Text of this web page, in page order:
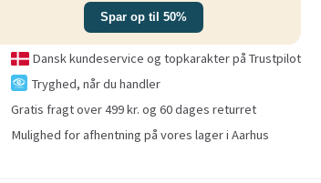
Spar op til 50%
Dansk kundeservice og topkarakter på Trustpilot
Tryghed, når du handler
Gratis fragt over 499 kr. og 60 dages returret
Mulighed for afhentning på vores lager i Aarhus